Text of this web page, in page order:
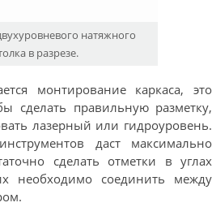
натяжного
в разрезе.
монтирование каркаса, это
сделать правильную разметку,
лазерный или гидроуровень.
даст максимально
сделать отметки в углах
необходимо соединить между